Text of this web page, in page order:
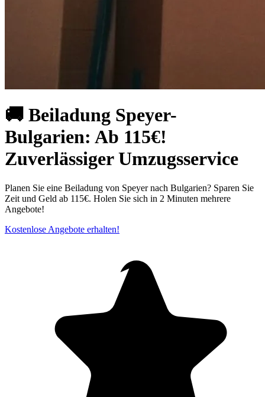
🚚 Beiladung Speyer-
Bulgarien: Ab 115€!
Zuverlässiger Umzugsservice
Planen Sie eine Beiladung von Speyer nach Bulgarien? Sparen Sie
Zeit und Geld ab 115€. Holen Sie sich in 2 Minuten mehrere
Angebote!
Kostenlose Angebote erhalten!